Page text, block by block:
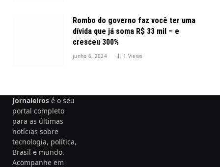
Rombo do governo faz você ter uma
dívida que já soma R$ 33 mil – e
cresceu 300%
junho 6, 2024 1 Views
Jornaleiros é o seu
portal completo
para as últimas
notícias sobre
tecnologia, política,
Brasil e mundo.
Acompanhe em